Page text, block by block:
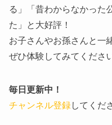
る」「昔わからなかった
た」と大好評！
お子さんやお孫さんと一
ぜひ体験してみてくださ
毎日更新中！
チャンネル登録してくだ